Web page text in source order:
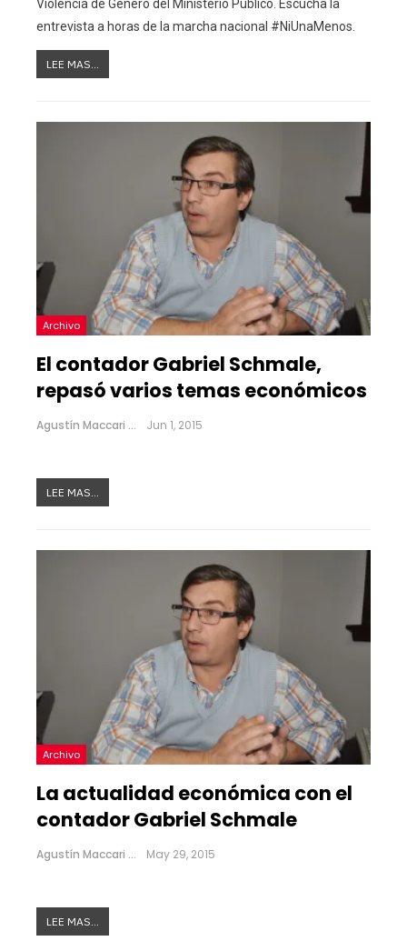
Violencia de Género del Ministerio Público. Escucha la
entrevista a horas de la marcha nacional #NiUnaMenos.
LEE MAS...
Archivo
El contador Gabriel Schmale,
repasó varios temas económicos
Agustín Maccari Jun 1, 2015
LEE MAS...
Archivo
La actualidad económica con el
contador Gabriel Schmale
Agustín Maccari May 29, 2015
LEE MAS...